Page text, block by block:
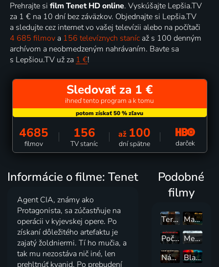
Prehrajte si film Tenet HD online. Vyskúšajte Lepšia.TV
za 1 € na 10 dní bez záväzkov. Objednajte si Lepšia.TV
a sledujte cez internet vo vašej televízii alebo na počítači
4 685 filmov a 156 televíznych staníc až s 100 denným
archívom a neobmedzeným nahrávaním. Bavte sa
s Lepšiou.TV už za 1 €!
Sledovať za 1 €
ihneď tento program a k tomu
4685
filmov
156
TV staníc
až 100
dní spätne darček
Informácie o filme: Tenet
Agent CIA, známy ako
Protagonista, sa zúčastňuje na
operácii v kyjevskej opere. Po
získaní dôležitého artefaktu je
zajatý žoldniermi. Tí ho mučia, a
tak mu nezostáva nič iné, len
prehltnúť kyanid. Po prebudení
Podobné
filmy
Terminátor Genisys
Mad Max: Zbesilá cesta
Počiatok
Medzihviezdami
Návrat Temného rytiera
Blade Runner 2049